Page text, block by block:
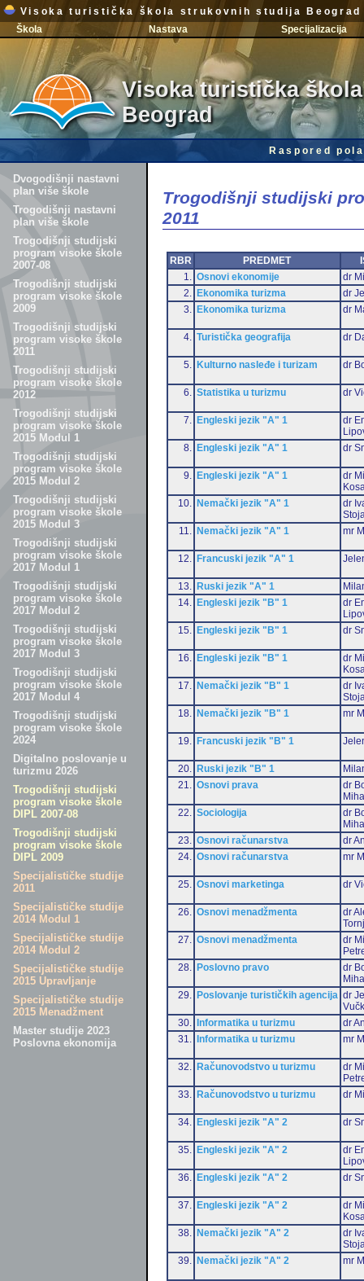
Visoka turistička škola strukovnih studija Beograd
Škola
Nastava Specijalizacija
Visoka turistička
Beograd
Raspored
Dvogodišnji nastavni
plan više škole
Trogodišnji nastavni
plan više škole
Trogodišnji studijski
program visoke škole
2007-08
Trogodišnji studijski
program visoke škole
2009
Trogodišnji studijski
program visoke škole
2011
Trogodišnji studijski
program visoke škole
2012
Trogodišnji studijski
program visoke škole
2015 Modul 1
Trogodišnji studijski
program visoke škole
2015 Modul 2
Trogodišnji studijski
program visoke škole
2015 Modul 3
Trogodišnji studijski
program visoke škole
2017 Modul 1
Trogodišnji studijski
program visoke škole
2017 Modul 2
Trogodišnji studijski
program visoke škole
2017 Modul 3
Trogodišnji studijski
program visoke škole
2017 Modul 4
Trogodišnji studijski
program visoke škole
2024
Digitalno poslovanje u
turizmu 2026
Trogodišnji studijski
program visoke škole
DIPL 2007-08
Trogodišnji studijski
program visoke škole
DIPL 2009
Specijalističke studije
2011
Specijalističke studije
2014 Modul 1
Specijalističke studije
2014 Modul 2
Specijalističke studije
2015 Upravljanje
Specijalističke studije
2015 Menadžment
Master studije 2023
Poslovna ekonomija
Trogodišnji studijski
2011
RBR PREDMET
1.
Osnovi ekonomije
dr
2.
Ekonomika turizma
dr
3.
Ekonomika turizma dr
4. Turistička geografija dr
5. Kulturno nasleđe i turizam dr
6. Statistika u turizmu dr
7. Engleski jezik "A" 1
dr
8.
Engleski jezik "A" 1 dr
9. Engleski jezik "A" 1
dr
10.
Nemački jezik "A" 1
dr
11.
Nemački jezik "A" 1 mr
12. Francuski jezik "A" 1
13. Ruski jezik "A" 1
14.
Engleski jezik "B" 1
dr
15.
Engleski jezik "B" 1 dr
16. Engleski jezik "B" 1
dr
17.
Nemački jezik "B" 1
dr
18.
Nemački jezik "B" 1 mr
19. Francuski jezik "B" 1
20. Ruski jezik "B" 1
21.
Osnovi prava
dr
22.
Sociologija
dr
23.
Osnovi računarstva
dr
24.
Osnovi računarstva mr
25. Osnovi marketinga dr
26. Osnovi menadžmenta
dr
27.
Osnovi menadžmenta
dr
28.
Poslovno pravo
dr
29.
Poslovanje turističkih agencija dr
30.
Informatika u turizmu
dr
31.
Informatika u turizmu mr
32. Računovodstvo u turizmu
dr
33.
Računovodstvo u turizmu dr
34. Engleski jezik "A" 2 dr
35. Engleski jezik "A" 2
dr
36.
Engleski jezik "A" 2 dr
37. Engleski jezik "A" 2
dr
38.
Nemački jezik "A" 2
dr
39.
Nemački jezik "A" 2 mr